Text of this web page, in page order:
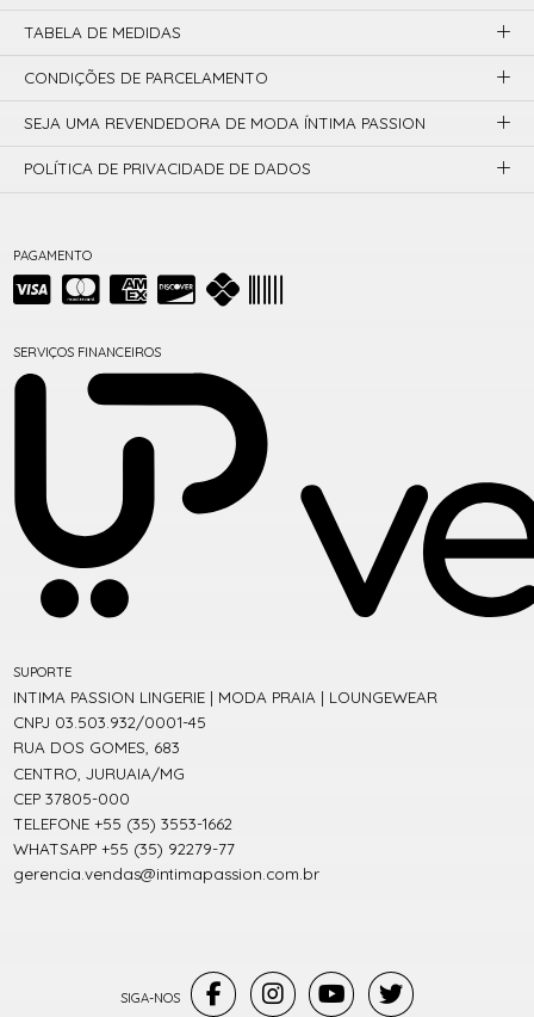
PAGAMENTO
SERVIÇOS FINANCEIROS
SUPORTE
INTIMA PASSION LINGERIE | MODA PRAIA | LOUNGEWEAR
CNPJ 03.503.932/0001-45
RUA DOS GOMES, 683
CENTRO, JURUAIA/MG
CEP 37805-000
TELEFONE +55 (35) 3553-1662
WHATSAPP +55 (35) 92279-77
gerencia.vendas@intimapassion.com.br
TABELA DE MEDIDAS
CONDIÇÕES DE PARCELAMENTO
SEJA UMA REVENDEDORA DE MODA ÍNTIMA PASSION
POLÍTICA DE PRIVACIDADE DE DADOS